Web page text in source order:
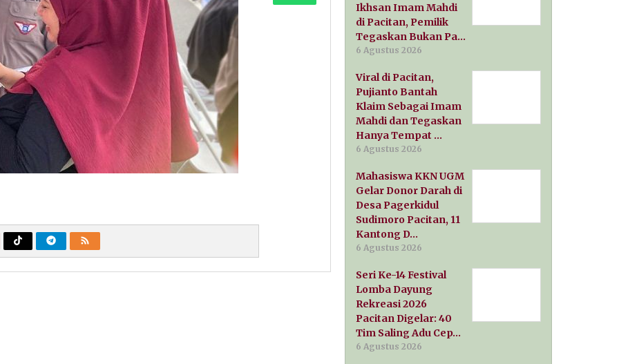
Ikhsan Imam Mahdi
di Pacitan, Pemilik
Tegaskan Bukan Pa…
6 Agustus 2026
Viral di Pacitan,
Pujianto Bantah
Klaim Sebagai Imam
Mahdi dan Tegaskan
Hanya Tempat …
6 Agustus 2026
Mahasiswa KKN UGM
Gelar Donor Darah di
Desa Pagerkidul
Sudimoro Pacitan, 11
Kantong D…
6 Agustus 2026
Seri Ke-14 Festival
Lomba Dayung
Rekreasi 2026
Pacitan Digelar: 40
Tim Saling Adu Cep…
6 Agustus 2026